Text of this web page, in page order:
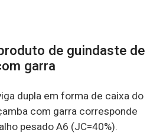
de guindaste de
garra
dupla em forma de caixa do
com garra corresponde
pesado A6 (JC=40%).